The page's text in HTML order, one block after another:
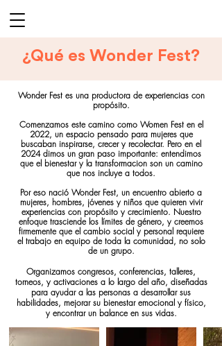
¿Qué es Wonder Fest?
Wonder Fest es una productora de experiencias con
propósito.
Comenzamos este camino como Women Fest en el
2022, un espacio pensado para mujeres que
buscaban inspirarse, crecer y recolectar. Pero en el
2024 dimos un gran paso importante: entendimos
que el bienestar y la transformacion son un camino
que nos incluye a todos.
Por eso nació Wonder Fest, un encuentro abierto a
mujeres, hombres, jóvenes y niños que quieren vivir
experiencias con propósito y crecimiento. Nuestro
enfoque trasciende los límites de género, y creemos
firmemente que el cambio social y personal requiere
el trabajo en equipo de toda la comunidad, no solo
de un grupo.
Organizamos congresos, conferencias, talleres,
torneos, y activaciones a lo largo del año, diseñadas
para ayudar a las personas a desarrollar sus
habilidades, mejorar su bienestar emocional y físico,
y encontrar un balance en sus vidas.